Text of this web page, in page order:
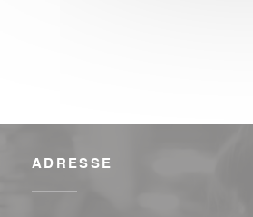
ADRESSE